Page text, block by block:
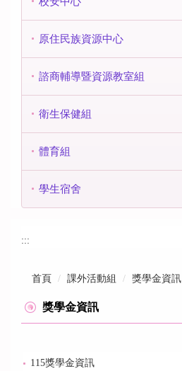
原住民族資源中心
諮商輔導暨資源教室組
衛生保健組
體育組
學生宿舍
:::
首頁 課外活動組 獎學金資訊
獎學金資訊
115獎學金資訊